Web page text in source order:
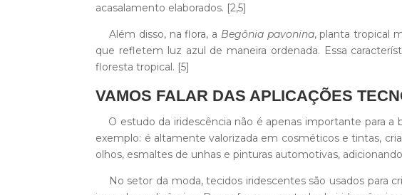
acasalamento elaborados. [2,5]
Além disso, na flora, a Begônia pavonina, planta tropical
que refletem luz azul de maneira ordenada. Essa
floresta tropical. [5]
VAMOS FALAR DAS APLICAÇÕES
O estudo da iridescência não é apenas importante para a
exemplo: é altamente valorizada em cosméticos e tintas,
olhos, esmaltes de unhas e pinturas automotivas,
No setor da moda, tecidos iridescentes são usados para